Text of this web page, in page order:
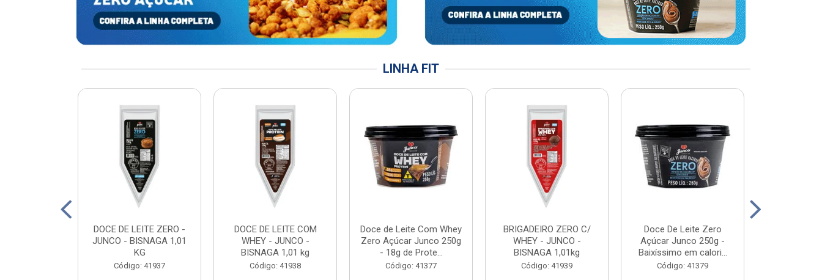
LINHA FIT
DOCE DE LEITE ZERO -
JUNCO - BISNAGA 1,01
KG
Código: 41937
DOCE DE LEITE COM
WHEY - JUNCO -
BISNAGA 1,01 kg
Código: 41938
Doce de Leite Com Whey
Zero Açúcar Junco 250g
- 18g de Prote...
Código: 41377
BRIGADEIRO ZERO C/
WHEY - JUNCO -
BISNAGA 1,01kg
Código: 41939
Doce De Leite Zero
Açúcar Junco 250g -
Baixíssimo em calori...
Código: 41379